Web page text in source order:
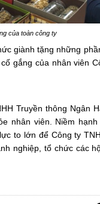
của toàn công ty
giành tặng những
gắng của nhân viên
Truyền thông Ngân
nhân viên. Niềm hạnh
to lớn để Công ty
nghiệp, tổ chức các